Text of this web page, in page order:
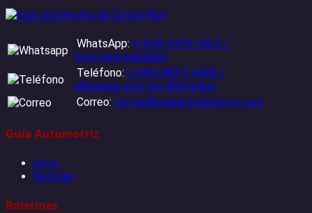
WhatsApp: (+506) 6470-4422 /
Sólo para mensajes
Teléfono: (+506) 8827-4428 /
Mensajes sólo por WhatsApp
Correo: ventas@guiaautomotrizcr.com
Guía Automotriz
Inicio
Noticias
Boletines